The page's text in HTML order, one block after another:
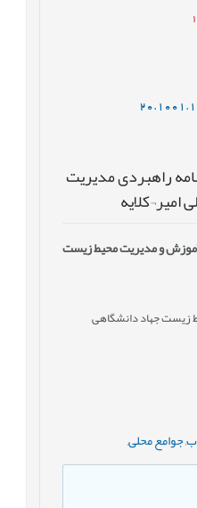
راهبردی مدیریت
و مدیریت محیط زیست
جهاد دانشگاهی
,جوامع محلی,